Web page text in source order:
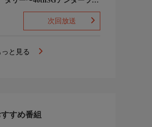
ブ舞台裏〜
次回放送
っと見る
すめ番組